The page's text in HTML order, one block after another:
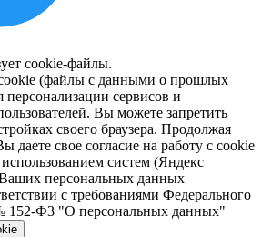
cookie-файлы.
(файлы с данными о прошлых
персонализации сервисов и
Вы можете запретить
своего браузера. Продолжая
даете свое согласие на работу с cookie
систем (Яндекс
персональных данных
с требованиями Федерального
152-Ф3 "О персональных данных"